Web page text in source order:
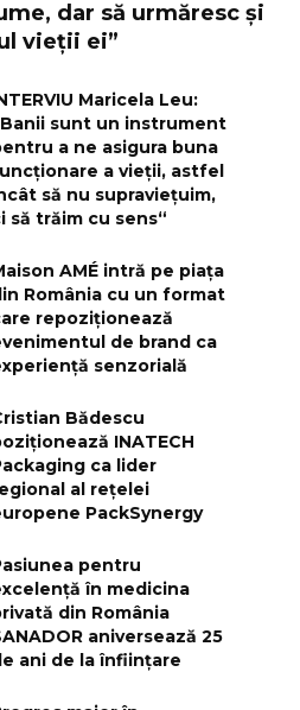
dar să urmăresc și
vieții ei”
Maricela Leu:
sunt un instrument
a ne asigura buna
a vieții, astfel
să nu supraviețuim,
să trăim cu sens“
AMÉ intră pe piața
România cu un format
repoziționează
de brand ca
senzorială
Bădescu
INATECH
ca lider
al rețelei
PackSynergy
pentru
în medicina
din România
aniversează 25
ani de la înființare